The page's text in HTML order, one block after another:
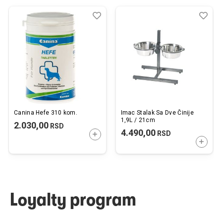
Canina Hefe 310 kom.
2.030,00 RSD
DODAJTE U KORPU
Dodaj
Uporedi
Imac Stalak Sa Dve Činije
1,9L / 21cm
4.490,00RSD
Loyalty program